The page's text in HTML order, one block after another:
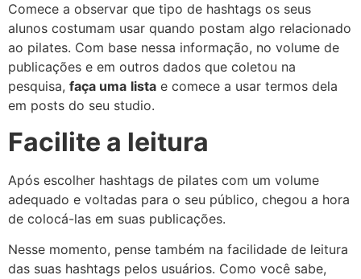
Comece a observar que tipo de hashtags os seus
alunos costumam usar quando postam algo relacionado
ao pilates. Com base nessa informação, no volume de
publicações e em outros dados que coletou na
pesquisa, faça uma lista e comece a usar termos dela
em posts do seu studio.
Facilite a leitura
Após escolher hashtags de pilates com um volume
adequado e voltadas para o seu público, chegou a hora
de colocá-las em suas publicações.
Nesse momento, pense também na facilidade de leitura
das suas hashtags pelos usuários. Como você sabe,